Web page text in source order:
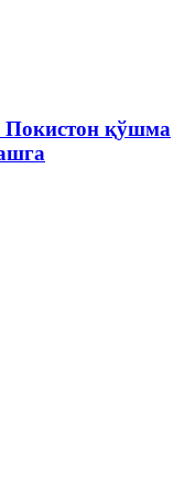
Покистон қўшма